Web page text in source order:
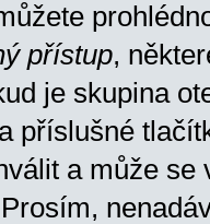
přístup,
je skupina
příslušné
a může se